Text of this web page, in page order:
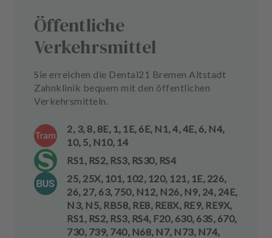
Öffentliche
Verkehrsmittel
Sie erreichen die Dental21 Bremen Altstadt
Zahnklinik bequem mit den öffentlichen
Verkehrsmitteln.
2, 3, 8, 8E, 1, 1E, 6E, N1, 4, 4E, 6, N4,
10, 5, N10, 14
RS1, RS2, RS3, RS30, RS4
25, 25X, 101, 102, 120, 121, 1E, 226,
26, 27, 63, 750, N12, N26, N9, 24, 24E,
N3, N5, RB58, RE8, RE8X, RE9, RE9X,
RS1, RS2, RS3, RS4, F20, 630, 63S, 670,
730, 739, 740, N68, N7, N73, N74,